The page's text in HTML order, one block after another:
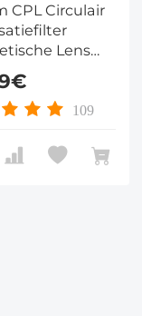
CPL Circulair
Lens
Waterdicht
109